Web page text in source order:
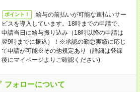
ポイント！
給与の前払いが可能な速払いサー
ビスを導入しています。18時までの申請で、
申請当日に給与振り込み（18時以降の申請は
翌9時までに振込）！※承認の勤怠実績に応じ
て申請が可能※その他規定あり（詳細は登録
後にマイページよりご確認ください)
フォローについて